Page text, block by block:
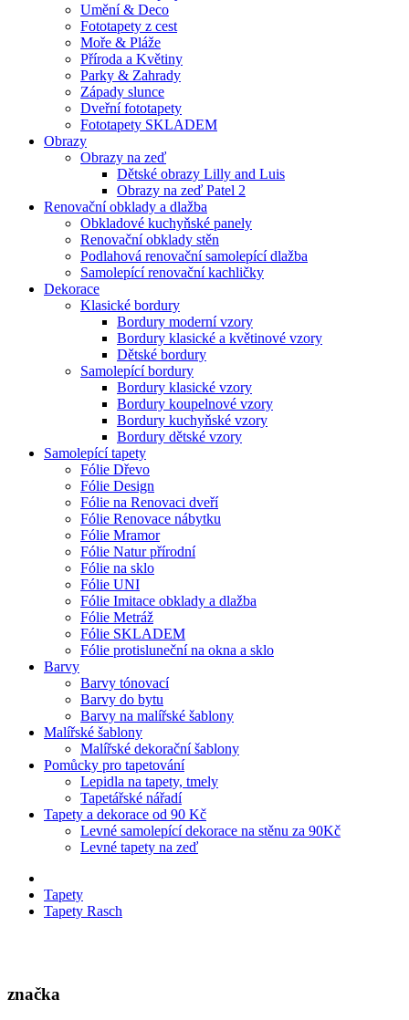
Umění & Deco
Fototapety z cest
Moře & Pláže
Příroda a Květiny
Parky & Zahrady
Západy slunce
Dveřní fototapety
Fototapety SKLADEM
Obrazy
Obrazy na zeď
Dětské obrazy Lilly and Luis
Obrazy na zeď Patel 2
Renovační obklady a dlažba
Obkladové kuchyňské panely
Renovační obklady stěn
Podlahová renovační samolepící dlažba
Samolepící renovační kachličky
Dekorace
Klasické bordury
Bordury moderní vzory
Bordury klasické a květinové vzory
Dětské bordury
Samolepící bordury
Bordury klasické vzory
Bordury koupelnové vzory
Bordury kuchyňské vzory
Bordury dětské vzory
Samolepící tapety
Fólie Dřevo
Fólie Design
Fólie na Renovaci dveří
Fólie Renovace nábytku
Fólie Mramor
Fólie Natur přírodní
Fólie na sklo
Fólie UNI
Fólie Imitace obklady a dlažba
Fólie Metráž
Fólie SKLADEM
Fólie protisluneční na okna a sklo
Barvy
Barvy tónovací
Barvy do bytu
Barvy na malířské šablony
Malířské šablony
Malířské dekorační šablony
Pomůcky pro tapetování
Lepidla na tapety, tmely
Tapetářské nářadí
Tapety a dekorace od 90 Kč
Levné samolepící dekorace na stěnu za 90Kč
Levné tapety na zeď
Tapety
Tapety Rasch
značka